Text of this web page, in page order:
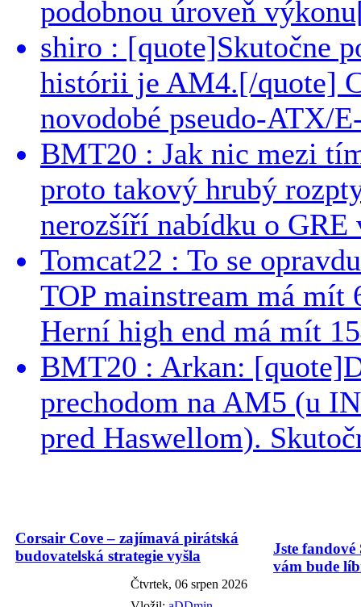
podobnou úroveň
shiro : [quote]Skutočne
histórii je AM4.[/quote]
novodobé pseudo-ATX/
BMT20 : Jak nic mezi
proto takový hrubý
nerozšíří nabídku o GRE
Tomcat22 : To se
TOP mainstream má
Herní high end má mít
BMT20 : Arkan:
prechodom na AM5 (u
pred Haswellom).
Corsair Cove – zajímavá pirátská
budovatelská strategie vyšla
Čtvrtek, 06 srpen 2026
Jste
vám bude